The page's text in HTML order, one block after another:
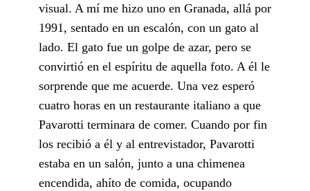
visual. A mí me hizo uno en Granada, allá por
1991, sentado en un escalón, con un gato al
lado. El gato fue un golpe de azar, pero se
convirtió en el espíritu de aquella foto. A él le
sorprende que me acuerde. Una vez esperó
cuatro horas en un restaurante italiano a que
Pavarotti terminara de comer. Cuando por fin
los recibió a él y al entrevistador, Pavarotti
estaba en un salón, junto a una chimenea
encendida, ahíto de comida, ocupando